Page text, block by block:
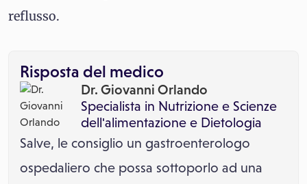
reflusso.
Risposta del medico
Dr. Giovanni Orlando
Specialista in Nutrizione e Scienze
dell'alimentazionee Dietologia
Salve, le consiglio un gastroenterologo
ospedaliero che possa sottoporlo ad una